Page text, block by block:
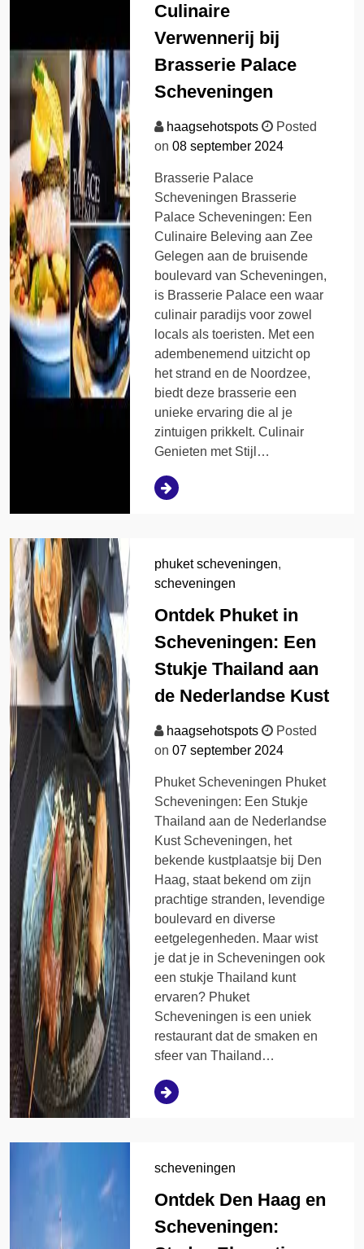
Culinaire
Verwennerij bij
Brasserie Palace
Scheveningen
haagsehotspots
Posted
on08 september 2024
Brasserie Palace
Scheveningen Brasserie
Palace Scheveningen: Een
Culinaire Beleving aan Zee
Gelegen aan de bruisende
boulevard van Scheveningen,
is Brasserie Palace een waar
culinair paradijs voor zowel
locals als toeristen. Met een
adembenemend uitzicht op
het strand en de Noordzee,
biedt deze brasserie een
unieke ervaring die al je
zintuigen prikkelt. Culinair
Genieten met Stijl…
phuket scheveningen,
scheveningen
Ontdek Phuket in
Scheveningen: Een
Stukje Thailand aan
de Nederlandse Kust
haagsehotspots
Posted
on07 september 2024
Phuket Scheveningen Phuket
Scheveningen: Een Stukje
Thailand aan de Nederlandse
Kust Scheveningen, het
bekende kustplaatsje bij Den
Haag, staat bekend om zijn
prachtige stranden, levendige
boulevard en diverse
eetgelegenheden. Maar wist
je dat je in Scheveningen ook
een stukje Thailand kunt
ervaren? Phuket
Scheveningen is een uniek
restaurant dat de smaken en
sfeer van Thailand…
scheveningen
Ontdek Den Haag en
Scheveningen: